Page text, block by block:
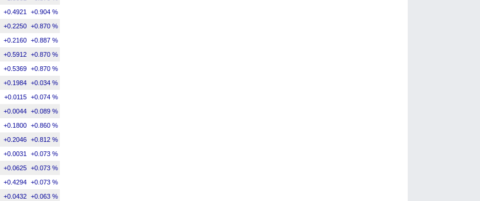
+0.4921 +0.904 %
+0.2250 +0.870 %
+0.2160 +0.887 %
+0.5912 +0.870 %
+0.5369 +0.870 %
+0.1984 +0.034 %
+0.0115 +0.074 %
+0.0044 +0.089 %
+0.1800 +0.860 %
+0.2046 +0.812 %
+0.0031 +0.073 %
+0.0625 +0.073 %
+0.4294 +0.073 %
+0.0432 +0.063 %